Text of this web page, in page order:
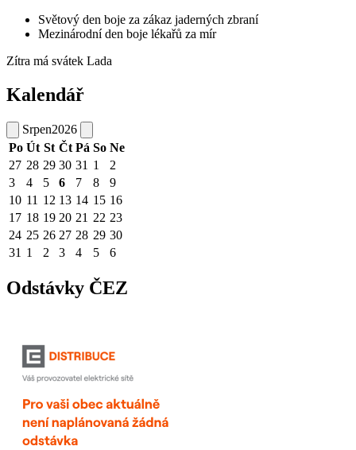
Světový den boje za zákaz jaderných zbraní
Mezinárodní den boje lékařů za mír
Zítra má svátek Lada
Kalendář
Srpen2026
Po Út St Čt Pá So Ne
27 28 29 30 31 1
2
3
4 5 6 7 8
9
10 11 12 13 14 15 16
17 18 19 20 21 22 23
24 25 26 27 28 29 30
31 1 2 3 4 5 6
Odstávky ČEZ